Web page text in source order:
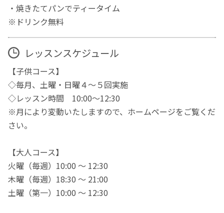
・焼きたてパンでティータイム
※ドリンク無料
レッスンスケジュール
【子供コース】
◇毎月、土曜・日曜４～５回実施
◇レッスン時間 10:00～12:30
※月により変動いたしますので、ホームページをご覧くだ
さい。
【大人コース】
火曜（毎週）10:00 ～ 12:30
木曜（毎週）18:30 ～ 21:00
土曜（第一）10:00 ～ 12:30